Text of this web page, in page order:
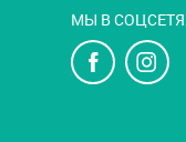
МЫ В